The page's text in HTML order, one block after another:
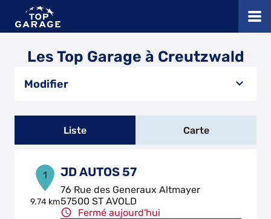
Les Top Garage à Creutzwald
Modifier
Liste Carte
1
9.74 km
JD AUTOS 57
76 Rue des Generaux Altmayer
57500 ST AVOLD
Fermé aujourd'hui